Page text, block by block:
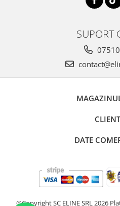
SUPORT
DATE
©Copyright SC ELINE SRL 2026